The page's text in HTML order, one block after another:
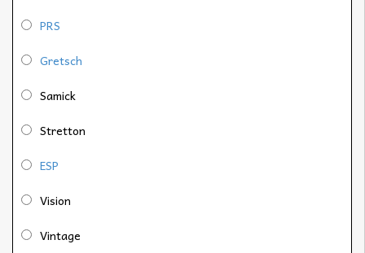
PRS
Gretsch
Samick
Stretton
ESP
Vision
Vintage